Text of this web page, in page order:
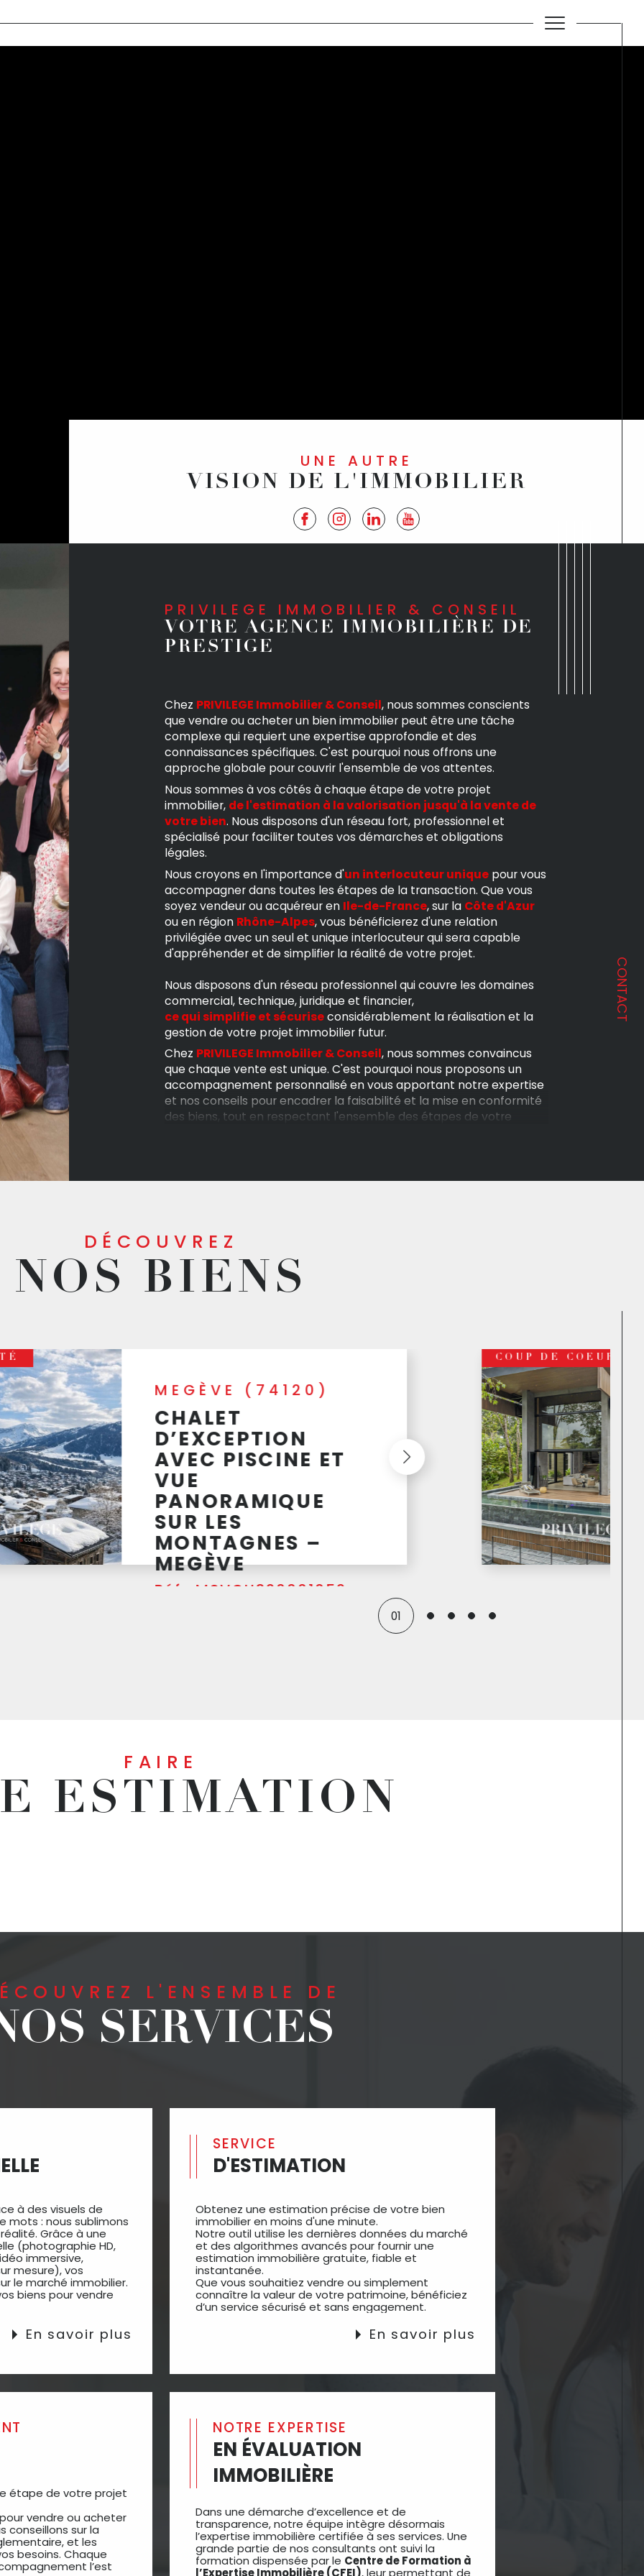
CONTACT
UNE AUTRE
VISION DE L'IMMOBILIER
PRIVILEGE IMMOBILIER & CONSEIL
VOTRE AGENCE IMMOBILIÈRE DE
PRESTIGE
Chez PRIVILEGE Immobilier & Conseil, nous sommes conscients
que vendre ou acheter un bien immobilier peut être une tâche
complexe qui requiert une expertise approfondie et des
connaissances spécifiques. C'est pourquoi nous offrons une
approche globale pour couvrir l'ensemble de vos attentes.
Nous sommes à vos côtés à chaque étape de votre projet
immobilier, de l'estimation à la valorisation jusqu'à la vente de
votre bien. Nous disposons d'un réseau fort, professionnel et
spécialisé pour faciliter toutes vos démarches et obligations
légales.
Nous croyons en l'importance d'un interlocuteur unique pour vous
accompagner dans toutes les étapes de la transaction. Que vous
soyez vendeur ou acquéreur en Ile-de-France, sur la Côte d'Azur
ou en région Rhône-Alpes, vous bénéficierez d'une relation
privilégiée avec un seul et unique interlocuteur qui sera capable
d'appréhender et de simplifier la réalité de votre projet.
Nous disposons d'un réseau professionnel qui couvre les domaines
commercial, technique, juridique et financier,
ce qui simplifie et sécuriseconsidérablement la réalisation et la
gestion de votre projet immobilier futur.
Chez PRIVILEGE Immobilier & Conseil, nous sommes convaincus
que chaque vente est unique. C'est pourquoi nous proposons un
accompagnement personnalisé en vous apportant notre expertise
et nos conseils pour encadrer la faisabilité et la mise en conformité
des biens, tout en respectant l'ensemble des étapes de votre
nous contacter. Nous sommes là pour vous aider à réaliser votre
DÉCOUVREZ
NOS BIENS
CANNES (06400)
CANNES – VILLA
BELLE RIVE,
PROPRIÉTÉ
HISTORIQUE
D’EXCEPTION EN
FRONT DE MER
Réf : DJVPR270001095
entre Cannes et la Croix-des-Gardes, à
5 775 000 € Voir le bien
VENDU
01
FAIRE
ESTIMATION
DÉCOUVREZ L'ENSEMBLE DE
SERVICES
à des visuels de
mots : nous sublimons
Grâce à une
(photographie HD,
immersive,
mesure), vos
le marché immobilier.
biens pour vendre
En savoir plus
SERVICE
D'ESTIMATION
Obtenez une estimation précise de votre bien
immobilier en moins d'une minute.
Notre outil utilise les dernières données du marché
et des algorithmes avancés pour fournir une
estimation immobilière gratuite, fiable et
instantanée.
Que vous souhaitiez vendre ou simplement
connaître la valeur de votre patrimoine, bénéficiez
d’un service sécurisé et sans engagement.
En savoir plus
étape de votre projet
vendre ou acheter
conseillons sur la
et les
besoins. Chaque
l’est
NOTRE EXPERTISE
EN ÉVALUATION
IMMOBILIÈRE
Dans une démarche d’excellence et de
transparence, notre équipe intègre désormais
l’expertise immobilière certifiée à ses services. Une
grande partie de nos consultants ont suivi la
formation dispensée par le Centre de Formation à
l’Expertise Immobilière (CFEI), leur permettant de